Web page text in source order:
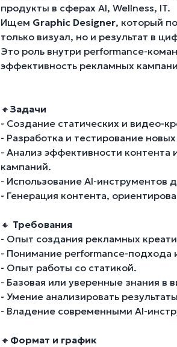
продукты в сферах AI, Wellness, IT.
Ищем Graphic Designer, который
только визуал, но и результат в
Это роль внутри performance-
эффективность рекламных
🔸 Задачи
- Создание статических и видео-
- Разработка и тестирование
- Анализ эффективности контента
кампаний.
- Использование AI-инструментов
- Генерация контента,
🔸 Требования
- Опыт создания рекламных
- Понимание performance-подхода
- Опыт работы со статикой.
- Базовая или уверенные знания в
- Умение анализировать
- Владение современными AI-
🔸 Формат и график